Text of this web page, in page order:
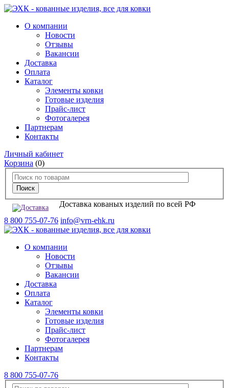
О компании
Новости
Отзывы
Вакансии
Доставка
Оплата
Каталог
Элементы ковки
Готовые изделия
Прайс-лист
Фотогалерея
Партнерам
Контакты
Личный кабинет
Корзина (0)
Доставка кованых изделий по всей РФ
8 800 755-07-76 info@vrn-ehk.ru
О компании
Новости
Отзывы
Вакансии
Доставка
Оплата
Каталог
Элементы ковки
Готовые изделия
Прайс-лист
Фотогалерея
Партнерам
Контакты
8 800 755-07-76